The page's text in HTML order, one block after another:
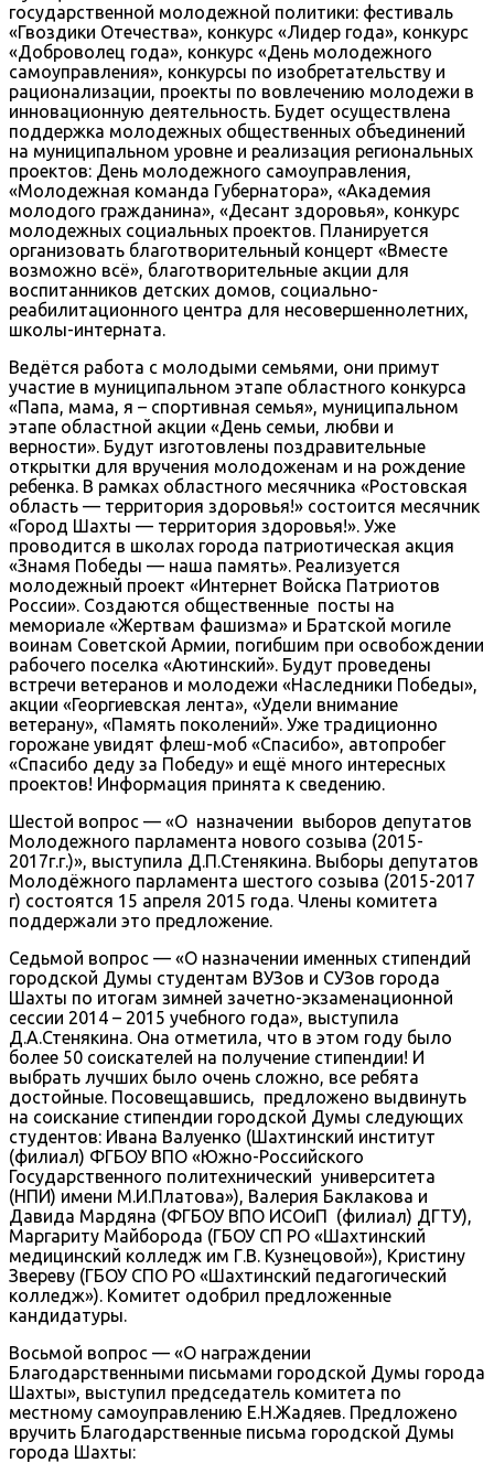
государственной молодежной политики: фестиваль
«Гвоздики Отечества», конкурс «Лидер года», конкурс
«Доброволец года», конкурс «День молодежного
самоуправления», конкурсы по изобретательству и
рационализации, проекты по вовлечению молодежи в
инновационную деятельность. Будет осуществлена
поддержка молодежных общественных объединений
на муниципальном уровне и реализация региональных
проектов: День молодежного самоуправления,
«Молодежная команда Губернатора», «Академия
молодого гражданина», «Десант здоровья», конкурс
молодежных социальных проектов. Планируется
организовать благотворительный концерт «Вместе
возможно всё», благотворительные акции для
воспитанников детских домов, социально-
реабилитационного центра для несовершеннолетних,
школы-интерната.
Ведётся работа с молодыми семьями, они примут
участие в муниципальном этапе областного конкурса
«Папа, мама, я – спортивная семья», муниципальном
этапе областной акции «День семьи, любви и
верности». Будут изготовлены поздравительные
открытки для вручения молодоженам и на рождение
ребенка. В рамках областного месячника «Ростовская
область — территория здоровья!» состоится месячник
«Город Шахты — территория здоровья!». Уже
проводится в школах города патриотическая акция
«Знамя Победы — наша память». Реализуется
молодежный проект «Интернет Войска Патриотов
России». Создаются общественные посты на
мемориале «Жертвам фашизма» и Братской могиле
воинам Советской Армии, погибшим при освобождении
рабочего поселка «Аютинский». Будут проведены
встречи ветеранов и молодежи «Наследники Победы»,
акции «Георгиевская лента», «Удели внимание
ветерану», «Память поколений». Уже традиционно
горожане увидят флеш-моб «Спасибо», автопробег
«Спасибо деду за Победу» и ещё много интересных
проектов! Информация принята к сведению.
Шестой вопрос — «О назначении выборов депутатов
Молодежного парламента нового созыва (2015-
2017г.г.)», выступила Д.П.Стенякина. Выборы депутатов
Молодёжного парламента шестого созыва (2015-2017
г) состоятся 15 апреля 2015 года. Члены комитета
поддержали это предложение.
Седьмой вопрос — «О назначении именных стипендий
городской Думы студентам ВУЗов и СУЗов города
Шахты по итогам зимней зачетно-экзаменационной
сессии 2014 – 2015 учебного года», выступила
Д.А.Стенякина. Она отметила, что в этом году было
более 50 соискателей на получение стипендии! И
выбрать лучших было очень сложно, все ребята
достойные. Посовещавшись, предложено выдвинуть
на соискание стипендии городской Думы следующих
студентов: Ивана Валуенко (Шахтинский институт
(филиал) ФГБОУ ВПО «Южно-Российского
Государственного политехнический университета
(НПИ) имени М.И.Платова»), Валерия Баклакова и
Давида Мардяна (ФГБОУ ВПО ИСОиП (филиал) ДГТУ),
Маргариту Майборода (ГБОУ СП РО «Шахтинский
медицинский колледж им Г.В. Кузнецовой»), Кристину
Звереву (ГБОУ СПО РО «Шахтинский педагогический
колледж»). Комитет одобрил предложенные
кандидатуры.
Восьмой вопрос — «О награждении
Благодарственными письмами городской Думы города
Шахты», выступил председатель комитета по
местному самоуправлению Е.Н.Жадяев. Предложено
вручить Благодарственные письма городской Думы
города Шахты: